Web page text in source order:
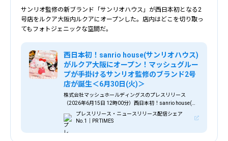
サンリオ監修の新ブランド「サンリオハウス」が西日本初となる2
号店をルクア大阪内ルクアにオープンした。店内はどこを切り取っ
てもフォトジェニックな空間だ。
西日本初！sanrio house(サンリオハウス)
がルクア大阪にオープン！マッシュグルー
プが手掛けるサンリオ監修のブランド2号
店が誕生＜6月30日(火)＞
株式会社マッシュホールディングスのプレスリリース
（2026年6月15日 12時00分）西日本初！sanrio house(サ
ンリオハウス)がルクア大阪にオープン！マッシュグループ
が手掛けるサンリオ監修のブランド2号店が誕生＜6月30日
(火)＞
プレスリリース・ニュースリリース配信シェア
No.1｜PR TIMES